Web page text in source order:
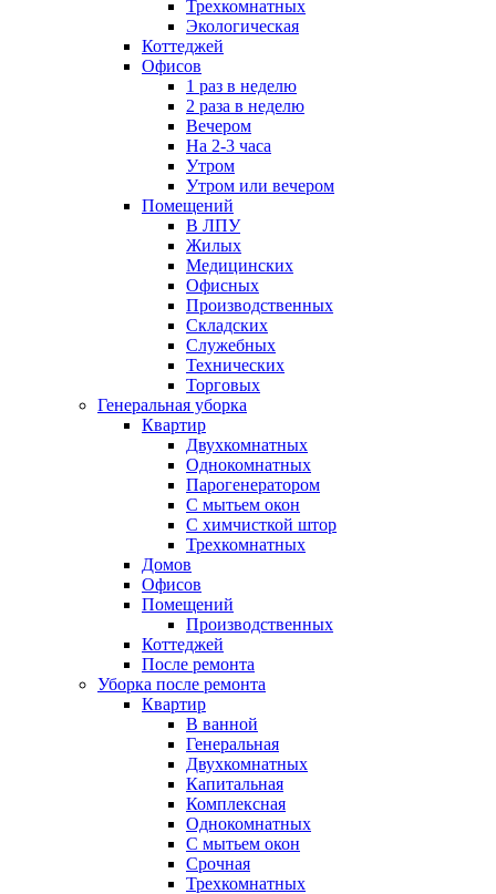
Трехкомнатных
Экологическая
Коттеджей
Офисов
1 раз в неделю
2 раза в неделю
Вечером
На 2-3 часа
Утром
Утром или вечером
Помещений
В ЛПУ
Жилых
Медицинских
Офисных
Производственных
Складских
Служебных
Технических
Торговых
Генеральная уборка
Квартир
Двухкомнатных
Однокомнатных
Парогенератором
С мытьем окон
С химчисткой штор
Трехкомнатных
Домов
Офисов
Помещений
Производственных
Коттеджей
После ремонта
Уборка после ремонта
Квартир
В ванной
Генеральная
Двухкомнатных
Капитальная
Комплексная
Однокомнатных
С мытьем окон
Срочная
Трехкомнатных